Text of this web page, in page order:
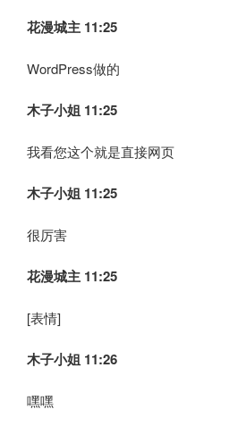
花漫城主 11:25
WordPress做的
木子小姐 11:25
我看您这个就是直接网页
木子小姐 11:25
很厉害
花漫城主 11:25
[表情]
木子小姐 11:26
嘿嘿